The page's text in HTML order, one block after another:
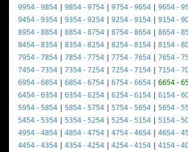
9954 - 9854 | 9854 - 9754 | 9754 - 9654 | 9654 -
9454 - 9354 | 9354 - 9254 | 9254 - 9154 | 9154 -
8954 - 8854 | 8854 - 8754 | 8754 - 8654 | 8654 -
8454 - 8354 | 8354 - 8254 | 8254 - 8154 | 8154 -
7954 - 7854 | 7854 - 7754 | 7754 - 7654 | 7654 -
7454 - 7354 | 7354 - 7254 | 7254 - 7154 | 7154 -
6954 - 6854 | 6854 - 6754 | 6754 - 6654 | 6654 -
6454 - 6354 | 6354 - 6254 | 6254 - 6154 | 6154 -
5954 - 5854 | 5854 - 5754 | 5754 - 5654 | 5654 -
5454 - 5354 | 5354 - 5254 | 5254 - 5154 | 5154 -
4954 - 4854 | 4854 - 4754 | 4754 - 4654 | 4654 -
4454 - 4354 | 4354 - 4254 | 4254 - 4154 | 4154 -